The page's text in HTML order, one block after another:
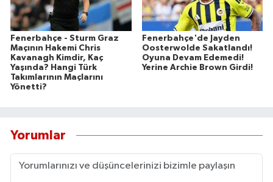
Fenerbahçe - Sturm Graz
Maçının Hakemi Chris
Kavanagh Kimdir, Kaç
Yaşında? Hangi Türk
Takımlarının Maçlarını
Yönetti?
Fenerbahçe'de Jayden
Oosterwolde Sakatlandı!
Oyuna Devam Edemedi!
Yerine Archie Brown Girdi!
Yorumlar